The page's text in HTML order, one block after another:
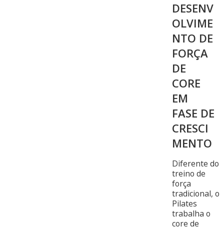
DESENV
OLVIME
NTO DE
FORÇA
DE
CORE
EM
FASE DE
CRESCI
MENTO
Diferente do
treino de
força
tradicional, o
Pilates
trabalha o
core de